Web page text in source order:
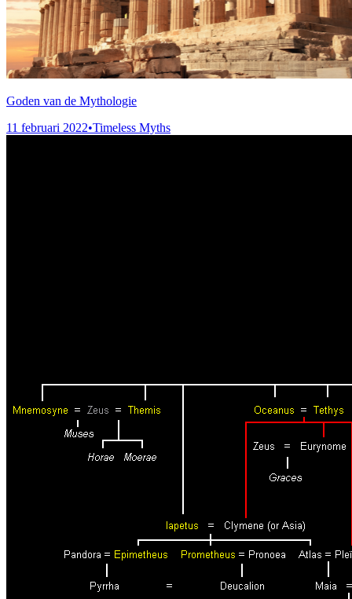
Goden van de Mythologie
11 februari 2022•Timeless Myths